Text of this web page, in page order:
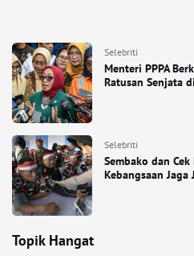
Selebriti
Menteri PPPA
Ratusan Senjata
Selebriti
Sembako dan
Kebangsaan Jaga
Topik Hangat